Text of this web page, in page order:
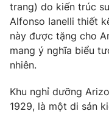
VTV Money
VTV Sức khoẻ
Thị trường 24h
trang) do kiến trúc
Alfonso Ianelli thiết
này được tặng cho
mang ý nghĩa biểu
nhiên.
Khu nghỉ dưỡng
1929, là một di sản